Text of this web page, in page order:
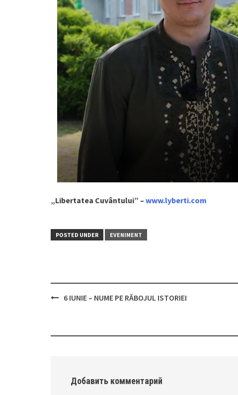
„Libertatea Cuvântului” – www.lyberti.com
POSTED UNDER EVENIMENT
6 IUNIE – NUME PE RĂBOJUL ISTORIEI
Добавить комментарий